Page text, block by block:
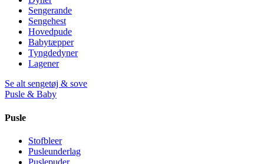
Sengerande
Sengehest
Hovedpude
Babytæpper
Tyngdedyner
Lagener
Se alt sengetøj & sove
Pusle & Baby
Pusle
Stofbleer
Pusleunderlag
Puslepuder